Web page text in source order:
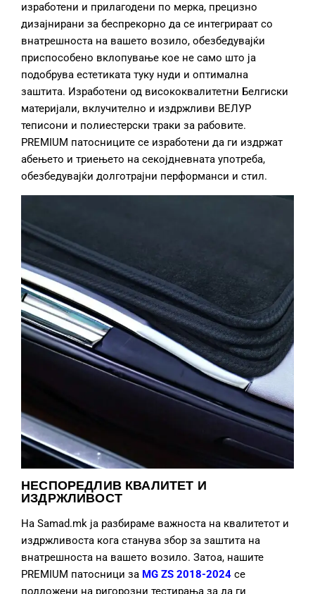
изработени и прилагодени по мерка, прецизно
дизајнирани за беспрекорно да се интегрираат со
внатрешноста на вашето возило, обезбедувајќи
приспособено вклопување кое не само што ја
подобрува естетиката туку нуди и оптимална
заштита. Изработени од висококвалитетни Белгиски
материјали, вклучително и издржливи ВЕЛУР
теписони и полиестерски траки за рабовите.
PREMIUM патосниците се изработени да ги издржат
абењето и триењето на секојдневната употреба,
обезбедувајќи долготрајни перформанси и стил.
НЕСПОРЕДЛИВ КВАЛИТЕТ И
ИЗДРЖЛИВОСТ
На Samad.mk ја разбираме важноста на квалитетот и
издржливоста кога станува збор за заштита на
внатрешноста на вашето возило. Затоа, нашите
PREMIUM патосници за MG ZS 2018-2024 се